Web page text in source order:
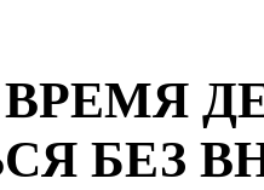
ВРЕМЯ
БЕЗ